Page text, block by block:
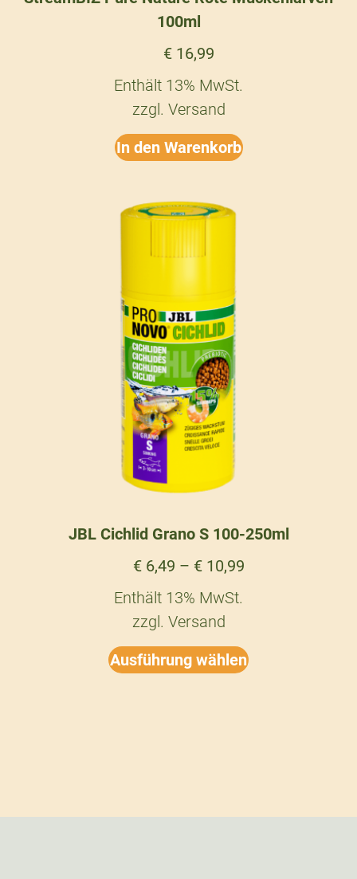
100ml
€16,99
Enthält 13% MwSt.
zzgl. Versand
In den Warenkorb
JBL Cichlid Grano S 100-250ml
€6,49 – €10,99
Enthält 13% MwSt.
zzgl. Versand
Ausführung wählen